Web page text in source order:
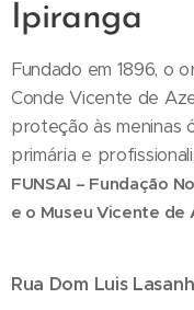
Ipiranga
Fundado em 1896, o
Conde Vicente de
proteção às meninas
primária e
FUNSAI – Fundação
e o Museu Vicente de
Rua Dom Luis